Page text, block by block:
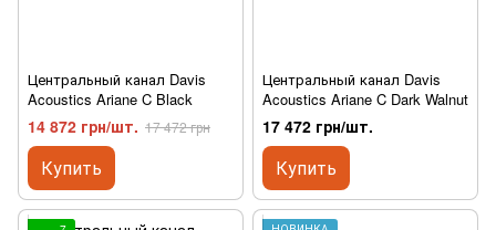
Центральный канал Davis
Acoustics Ariane C Black
14 872 грн/шт. 17 472 грн
Купить
Центральный канал Davis
Acoustics Ariane C Dark Walnut
17 472 грн/шт.
Купить